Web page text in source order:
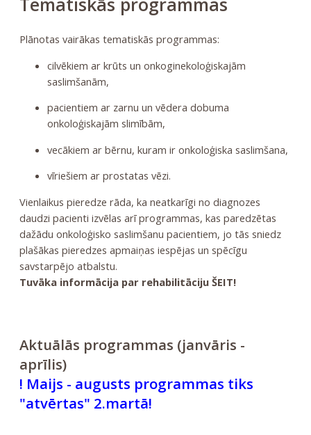
Plānotas vairākas tematiskās programmas:
cilvēkiem ar krūts un onkoginekoloģiskajām
saslimšanām,
pacientiem ar zarnu un vēdera dobuma
onkoloģiskajām slimībām,
vecākiem ar bērnu, kuram ir onkoloģiska saslimšana,
vīriešiem ar prostatas vēzi.
Vienlaikus pieredze rāda, ka neatkarīgi no diagnozes
daudzi pacienti izvēlas arī programmas, kas paredzētas
dažādu onkoloģisko saslimšanu pacientiem, jo tās sniedz
plašākas pieredzes apmaiņas iespējas un spēcīgu
savstarpējo atbalstu.
Tuvāka informācija par rehabilitāciju ŠEIT!
Aktuālās programmas (janvāris -
aprīlis)
! Maijs - augusts programmas tiks
"atvērtas" 2.martā!